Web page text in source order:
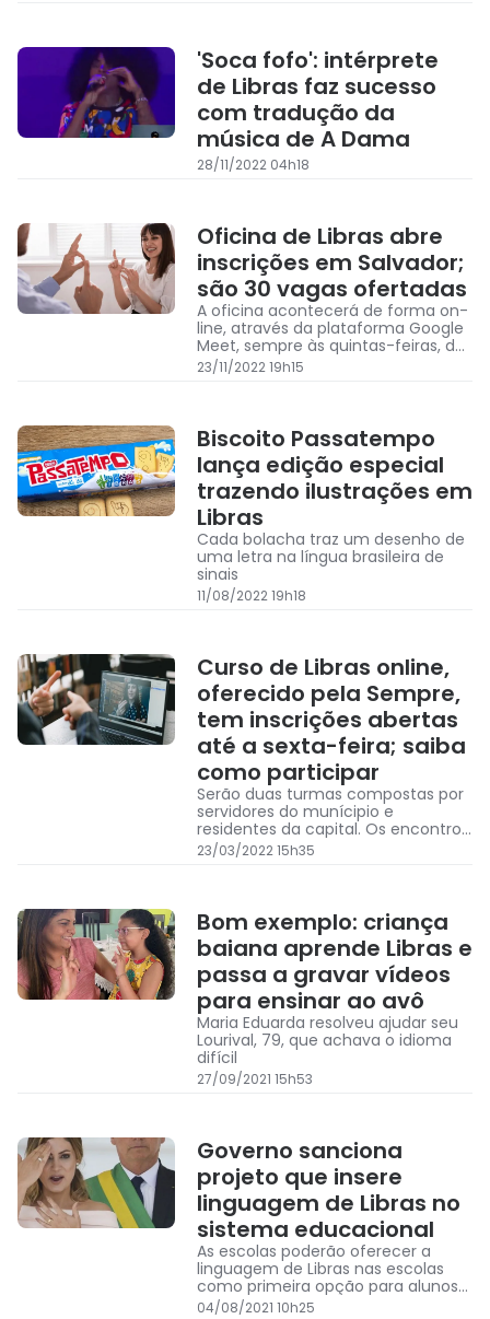
'Soca fofo': intérprete
de Libras faz sucesso
com tradução da
música de A Dama
28/11/2022 04h18
Oficina de Libras abre
inscrições em Salvador;
são 30 vagas ofertadas
A oficina acontecerá de forma on-
line, através da plataforma Google
Meet, sempre às quintas-feiras, das
19h às 21h
23/11/2022 19h15
Biscoito Passatempo
lança edição especial
trazendo ilustrações em
Libras
Cada bolacha traz um desenho de
uma letra na língua brasileira de
sinais
11/08/2022 19h18
Curso de Libras online,
oferecido pela Sempre,
tem inscrições abertas
até a sexta-feira; saiba
como participar
Serão duas turmas compostas por
servidores do munícipio e
residentes da capital. Os encontros
virtuais serão semanais e
começam na próxima terça-feira
23/03/2022 15h35
Bom exemplo: criança
baiana aprende Libras e
passa a gravar vídeos
para ensinar ao avô
Maria Eduarda resolveu ajudar seu
Lourival, 79, que achava o idioma
difícil
27/09/2021 15h53
Governo sanciona
projeto que insere
linguagem de Libras no
sistema educacional
As escolas poderão oferecer a
linguagem de Libras nas escolas
como primeira opção para alunos
surdos, surdo-cegos e deficientes.
04/08/2021 10h25